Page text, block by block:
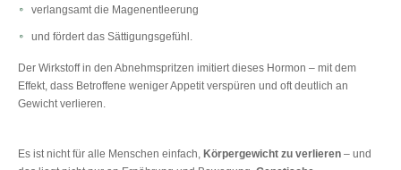
verlangsamt die Magenentleerung
und fördert das Sättigungsgefühl.
Der Wirkstoff in den Abnehmspritzen imitiert dieses Hormon – mit dem
Effekt, dass Betroffene weniger Appetit verspüren und oft deutlich an
Gewicht verlieren.
Es ist nicht für alle Menschen einfach, Körpergewicht zu verlieren – und